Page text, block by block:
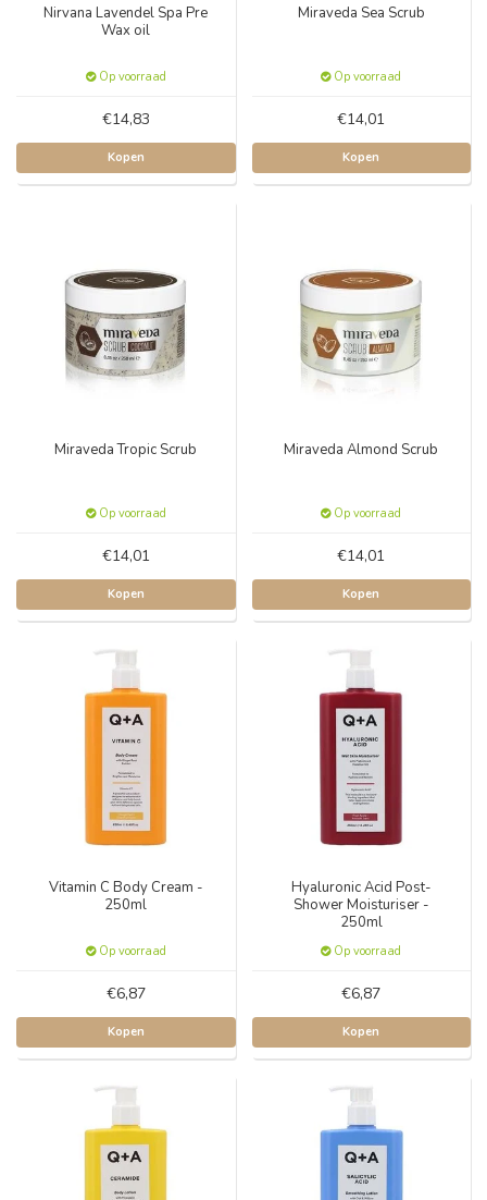
Nirvana Lavendel Spa Pre
Wax oil
Op voorraad
€14,83
Kopen
Miraveda Sea Scrub
Op voorraad
€14,01
Kopen
Miraveda Tropic Scrub
Op voorraad
€14,01
Kopen
Miraveda Almond Scrub
Op voorraad
€14,01
Kopen
Vitamin C Body Cream -
250ml
Op voorraad
€6,87
Kopen
Hyaluronic Acid Post-
Shower Moisturiser -
250ml
Op voorraad
€6,87
Kopen